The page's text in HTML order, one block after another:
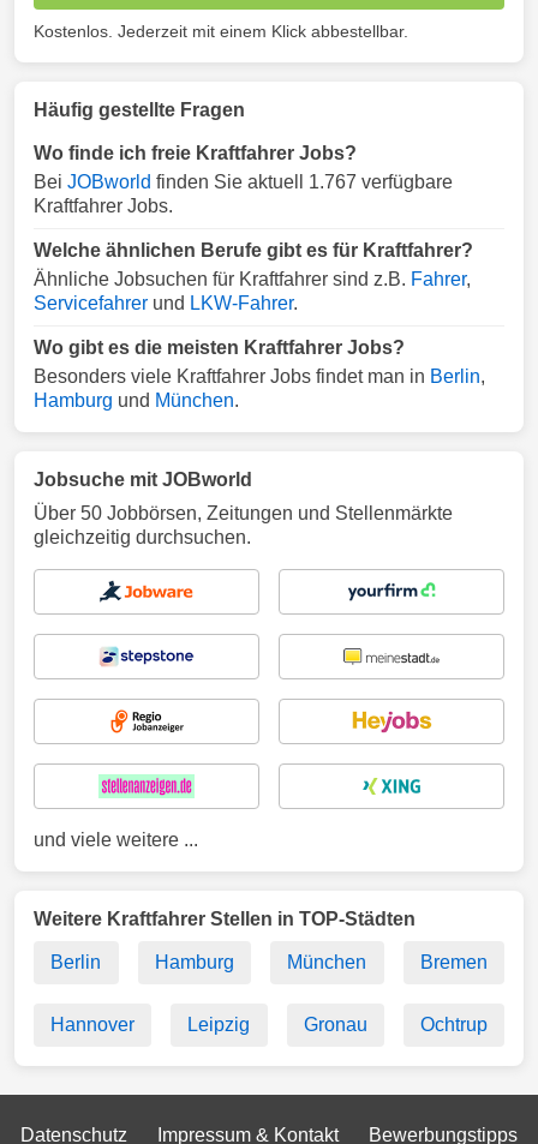
Kostenlos. Jederzeit mit einem Klick abbestellbar.
Häufig gestellte Fragen
Wo finde ich freie Kraftfahrer Jobs?
Bei JOBworld finden Sie aktuell 1.767 verfügbare
Kraftfahrer Jobs.
Welche ähnlichen Berufe gibt es für Kraftfahrer?
Ähnliche Jobsuchen für Kraftfahrer sind z.B. Fahrer,
Servicefahrer und LKW-Fahrer.
Wo gibt es die meisten Kraftfahrer Jobs?
Besonders viele Kraftfahrer Jobs findet man in Berlin,
Hamburg und München.
Jobsuche mit JOBworld
Über 50 Jobbörsen, Zeitungen und Stellenmärkte
gleichzeitig durchsuchen.
und viele weitere ...
Weitere Kraftfahrer Stellen in TOP-Städten
Berlin Hamburg München Bremen
Hannover Leipzig Gronau Ochtrup
Datenschutz Impressum & Kontakt Bewerbungstipps